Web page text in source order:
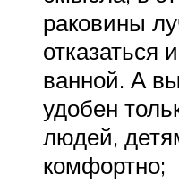
раковины
отказаться
ванной. А
удобен
людей,
комфортно;